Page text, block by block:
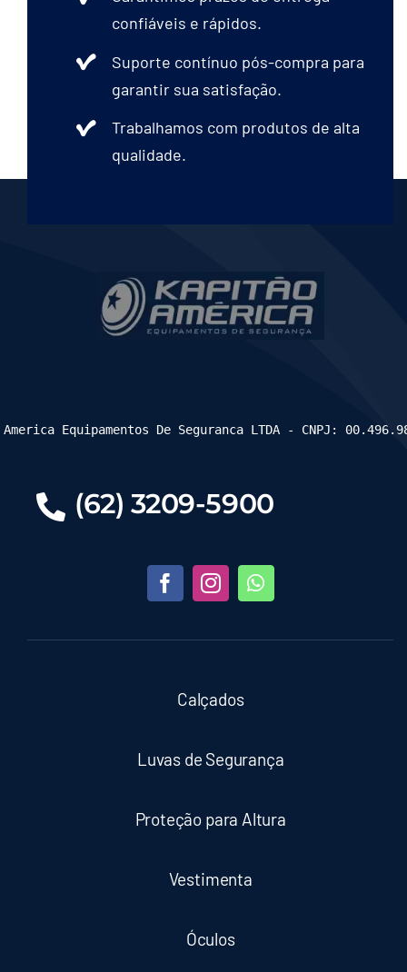
confiáveis e rápidos.
Suporte contínuo pós-compra para
garantir sua satisfação.
Trabalhamos com produtos de alta
qualidade.
(62) 3209-5900
Calçados
Luvas de Segurança
Proteção para Altura
Vestimenta
Óculos
Equipamentos De Seguranca LTDA - CNPJ: